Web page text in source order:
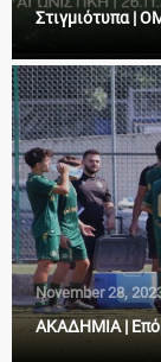
Στιγμιότυπα |
November 28,
ΑΚΑΔΗΜΙΑ |